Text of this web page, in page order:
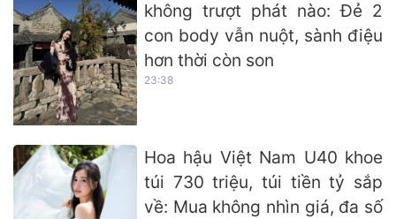
không trượt phát nào: Đẻ 2
con body vẫn nuột, sành điệu
hơn thời còn son
23:38
Hoa hậu Việt Nam U40 khoe
túi 730 triệu, túi tiền tỷ sắp
về: Mua không nhìn giá, đa số